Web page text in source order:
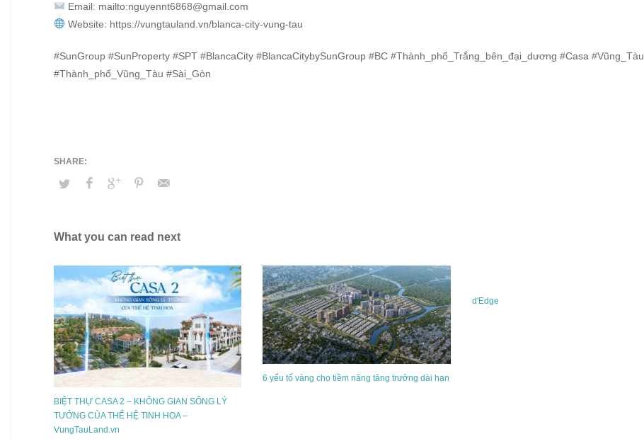
Email: mailto:nguyennt6868@gmail.com
Website: https://vungtauland.vn/blanca-city-vung-tau
#SunGroup #SunProperty #SPT #BlancaCity #BlancaCitybySunGroup #BC #Thành_phố_Trắng_bên_đại_dương #Casa #Vũng_Tàu
#Thành_phố_Vũng_Tàu #Sài_Gòn
What you can read next
BIỆT THỰ CASA 2 – KHÔNG GIAN SỐNG LÝ
TƯỞNG CỦA THẾ HỆ TINH HOA –
VungTauLand.vn
6 yếu tố vàng cho tiềm năng tăng trưởng dài hạn
d'Edge